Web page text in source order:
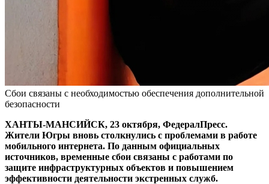
Сбои связаны с необходимостью обеспечения дополнительной
безопасности
ХАНТЫ-МАНСИЙСК, 23 октября, ФедералПресс.
Жители Югры вновь столкнулись с проблемами в работе
мобильного интернета. По данным официальных
источников, временные сбои связаны с работами по
защите инфраструктурных объектов и повышением
эффективности деятельности экстренных служб.